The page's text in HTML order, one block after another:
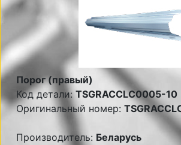
Порог (правый)
Код детали: TSGRACCLC0005-10
Оригинальный номер:
Производитель: Беларусь